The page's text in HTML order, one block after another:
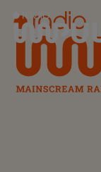
Radio Impuls